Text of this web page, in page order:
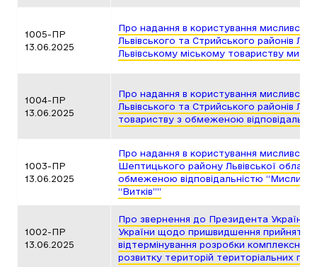
1005-ПР
13.06.2025
Про надання в користування
Львівського та Стрийського районів
Львівському міському товариству
1004-ПР
13.06.2025
Про надання в користування
Львівського та Стрийського районів
товариству з обмеженою
1003-ПР
13.06.2025
Про надання в користування
Шептицького району Львівської
обмеженою відповідальністю
“Витків””
1002-ПР
13.06.2025
Про звернення до Президента України
України щодо пришвидшення прийняття
відтермінування розробки комплексних
розвитку територій територіальних